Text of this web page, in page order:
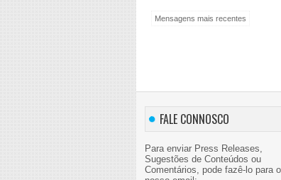
Mensagens mais recentes
FALE CONNOSCO
Para enviar Press Releases,
Sugestões de Conteúdos ou
Comentários, pode fazê-lo para o